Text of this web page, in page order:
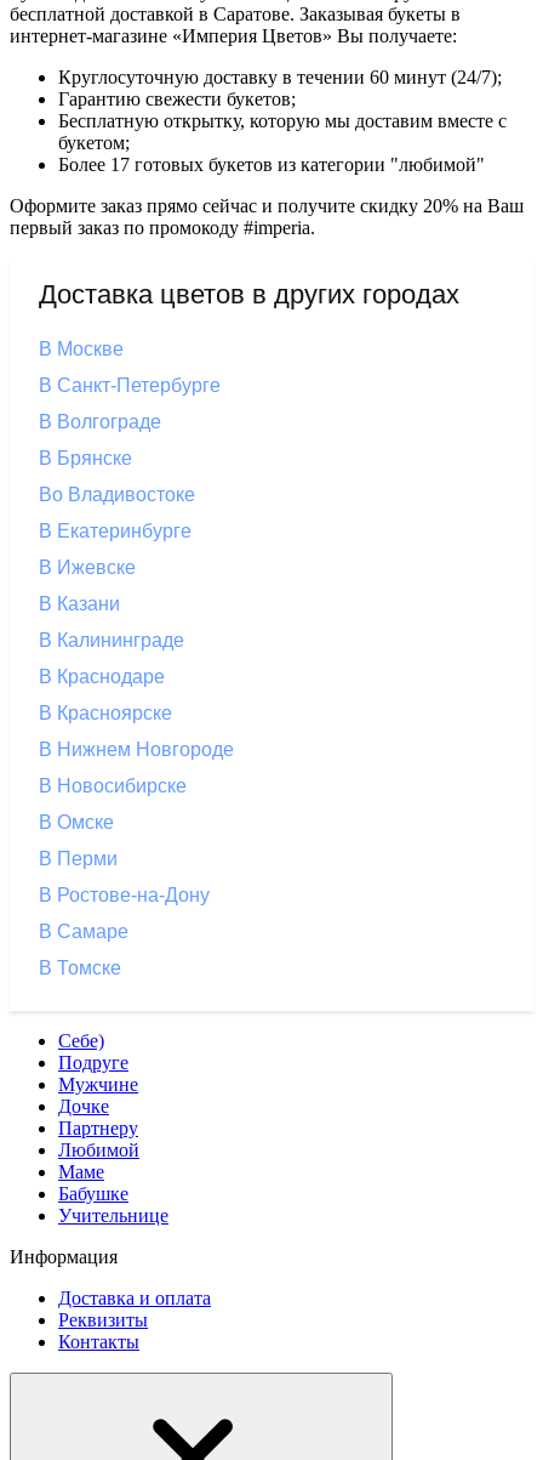
бесплатной доставкой в Саратове. Заказывая букеты в
интернет-магазине «Империя Цветов» Вы получаете:
Круглосуточную доставку в течении 60 минут (24/7);
Гарантию свежести букетов;
Бесплатную открытку, которую мы доставим вместе с
букетом;
Более 17 готовых букетов из категории "любимой"
Оформите заказ прямо сейчас и получите скидку 20% на Ваш
первый заказ по промокоду #imperia.
Доставка цветов в других городах
В Москве
В Санкт-Петербурге
В Волгограде
В Брянске
Во Владивостоке
В Екатеринбурге
В Ижевске
В Казани
В Калининграде
В Краснодаре
В Красноярске
В Нижнем Новгороде
В Новосибирске
В Омске
В Перми
В Ростове-на-Дону
В Самаре
В Томске
Себе)
Подруге
Мужчине
Дочке
Партнеру
Любимой
Маме
Бабушке
Учительнице
Информация
Доставка и оплата
Реквизиты
Контакты